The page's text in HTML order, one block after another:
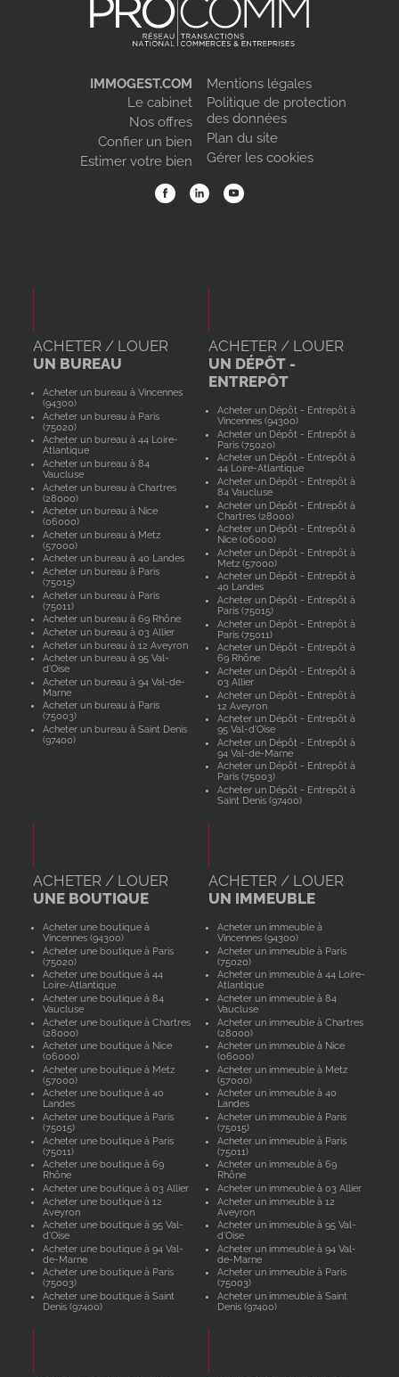
IMMOGEST.COM
Le cabinet
Nos offres
Confier un bien
Estimer votre bien
Mentions légales
Politique de protection
des données
Plan du site
Gérer les cookies
ACHETER / LOUER
UN BUREAU
Acheter un bureau à Vincennes
(94300)
Acheter un bureau à Paris
(75020)
Acheter un bureau à 44 Loire-
Atlantique
Acheter un bureau à 84
Vaucluse
Acheter un bureau à Chartres
(28000)
Acheter un bureau à Nice
(06000)
Acheter un bureau à Metz
(57000)
Acheter un bureau à 40 Landes
Acheter un bureau à Paris
(75015)
Acheter un bureau à Paris
(75011)
Acheter un bureau à 69 Rhône
Acheter un bureau à 03 Allier
Acheter un bureau à 12 Aveyron
Acheter un bureau à 95 Val-
d'Oise
Acheter un bureau à 94 Val-de-
Marne
Acheter un bureau à Paris
(75003)
Acheter un bureau à Saint Denis
(97400)
ACHETER / LOUER
UN DÉPÔT -
ENTREPÔT
Acheter un Dépôt - Entrepôt à
Vincennes (94300)
Acheter un Dépôt - Entrepôt à
Paris (75020)
Acheter un Dépôt - Entrepôt à
44 Loire-Atlantique
Acheter un Dépôt - Entrepôt à
84 Vaucluse
Acheter un Dépôt - Entrepôt à
Chartres (28000)
Acheter un Dépôt - Entrepôt à
Nice (06000)
Acheter un Dépôt - Entrepôt à
Metz (57000)
Acheter un Dépôt - Entrepôt à
40 Landes
Acheter un Dépôt - Entrepôt à
Paris (75015)
Acheter un Dépôt - Entrepôt à
Paris (75011)
Acheter un Dépôt - Entrepôt à
69 Rhône
Acheter un Dépôt - Entrepôt à
03 Allier
Acheter un Dépôt - Entrepôt à
12 Aveyron
Acheter un Dépôt - Entrepôt à
95 Val-d'Oise
Acheter un Dépôt - Entrepôt à
94 Val-de-Marne
Acheter un Dépôt - Entrepôt à
Paris (75003)
Acheter un Dépôt - Entrepôt à
Saint Denis (97400)
ACHETER / LOUER
UNE BOUTIQUE
Acheter une boutique à
Vincennes (94300)
Acheter une boutique à Paris
(75020)
Acheter une boutique à 44
Loire-Atlantique
Acheter une boutique à 84
Vaucluse
Acheter une boutique à Chartres
(28000)
Acheter une boutique à Nice
(06000)
Acheter une boutique à Metz
(57000)
Acheter une boutique à 40
Landes
Acheter une boutique à Paris
(75015)
Acheter une boutique à Paris
(75011)
Acheter une boutique à 69
Rhône
Acheter une boutique à 03 Allier
Acheter une boutique à 12
Aveyron
Acheter une boutique à 95 Val-
d'Oise
Acheter une boutique à 94 Val-
de-Marne
Acheter une boutique à Paris
(75003)
Acheter une boutique à Saint
Denis (97400)
ACHETER / LOUER
UN IMMEUBLE
Acheter un immeuble à
Vincennes (94300)
Acheter un immeuble à Paris
(75020)
Acheter un immeuble à 44 Loire-
Atlantique
Acheter un immeuble à 84
Vaucluse
Acheter un immeuble à Chartres
(28000)
Acheter un immeuble à Nice
(06000)
Acheter un immeuble à Metz
(57000)
Acheter un immeuble à 40
Landes
Acheter un immeuble à Paris
(75015)
Acheter un immeuble à Paris
(75011)
Acheter un immeuble à 69
Rhône
Acheter un immeuble à 03 Allier
Acheter un immeuble à 12
Aveyron
Acheter un immeuble à 95 Val-
d'Oise
Acheter un immeuble à 94 Val-
de-Marne
Acheter un immeuble à Paris
(75003)
Acheter un immeuble à Saint
Denis (97400)